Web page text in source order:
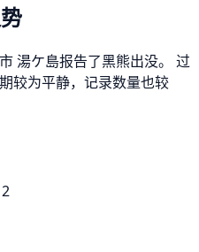
湯ケ島报告了黑熊出没。 过
较为平静，记录数量也较